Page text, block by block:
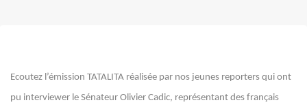
Ecoutez l’émission TATALITA réalisée par nos jeunes reporters qui ont
pu interviewer le Sénateur Olivier Cadic, représentant des français